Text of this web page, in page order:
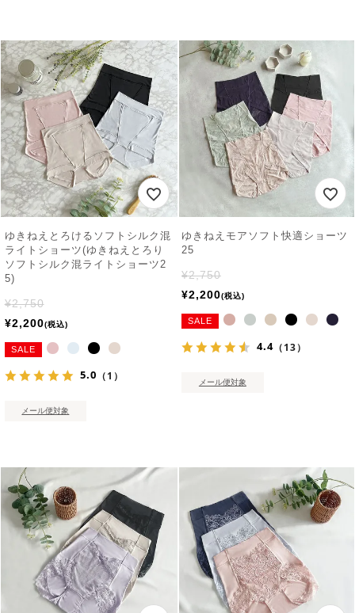
ゆきねえとろけるソフトシルク混
ライトショーツ(ゆきねえとろり
ソフトシルク混ライトショーツ2
5)
¥2,750
¥2,200 税込
SALE
5.0 （1）
メール便対象
ゆきねえモアソフト快適ショーツ
25
¥2,750
¥2,200 税込
SALE
4.4 （13）
メール便対象